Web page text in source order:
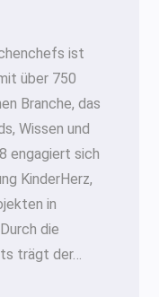
ist
über 750
Branche, das
Wissen und
engagiert sich
KinderHerz,
in
die
trägt der…